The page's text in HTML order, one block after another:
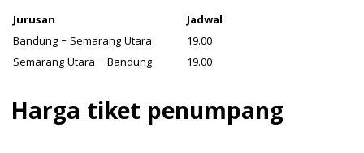
Jurusan
Jadwal
Bandung – Semarang Utara
19.00
Semarang Utara – Bandung
19.00
Harga tiket penumpang